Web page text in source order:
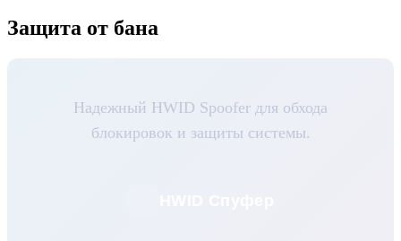
Защита от бана
Надежный HWID Spoofer для обхода
блокировок и защиты системы.